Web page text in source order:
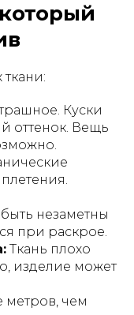
Куски
оттенок. Вещь
незаметны
при раскрое.
Ткань плохо
изделие может
чем